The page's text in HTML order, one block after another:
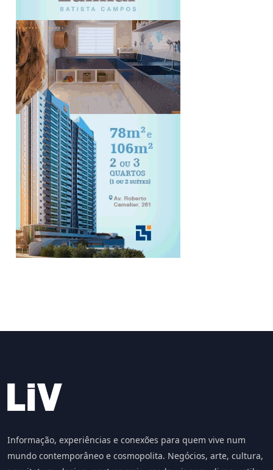
Informação, experiências e conexões para quem vive num
mundo contemporâneo e cosmopolita. Negócios, arte, cultura,